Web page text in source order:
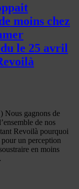
moins chez
le 25 avril
Nous gagnons de
de nos
Revoilà pourquoi
un perception
en moins